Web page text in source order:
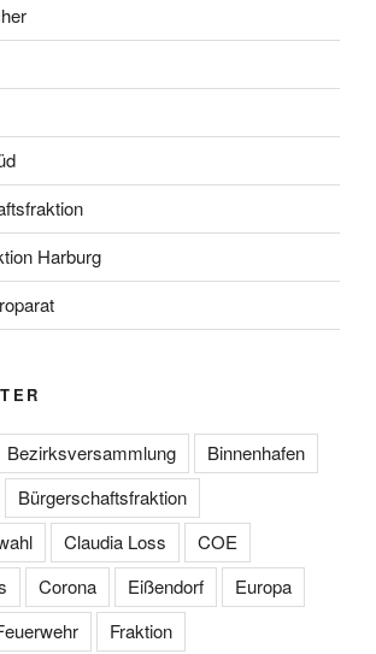
Harburg
Bezirksversammlung
Binnenhafen
Bürgerschaftsfraktion
Claudia Loss
COE
Corona Eißendorf
Europa
Fraktion